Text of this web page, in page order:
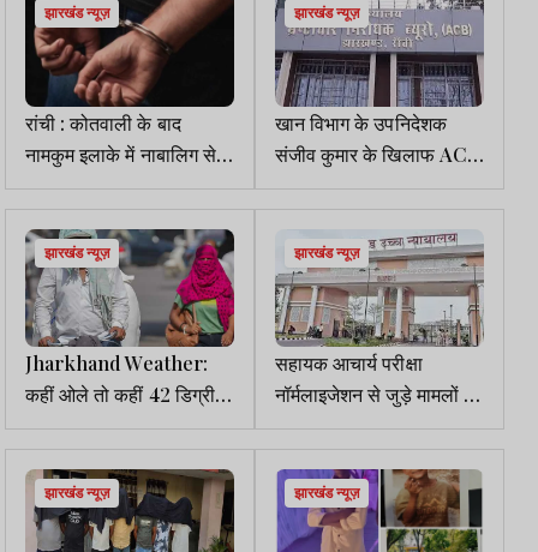
झारखंड न्यूज़
रांची : कोतवाली के बाद
नामकुम इलाके में नाबालिग से
दुष्कर्म, आरोपी गिरफ्तार
झारखंड न्यूज़
खान विभाग के उपनिदेशक
संजीव कुमार के खिलाफ ACB
में शिकायत, आय से अधिक
संपत्ति व भ्रष्टाचार के गंभीर
आरोप
झारखंड न्यूज़
Jharkhand Weather:
कहीं ओले तो कहीं 42 डिग्री के
करीब पारा, अब लू का खतरा
झारखंड न्यूज़
सहायक आचार्य परीक्षा
नॉर्मलाइजेशन से जुड़े मामलों में
हाईकोर्ट ने JSSC से मांगा
जवाब
झारखंड न्यूज़ झारखंड न्यूज़